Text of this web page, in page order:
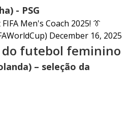
- PSG
FIFA Men's Coach 2025! 👔
December 16, 2025
futebol feminino
– seleção da